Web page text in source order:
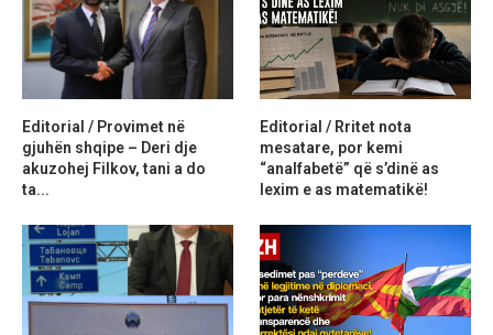
Editorial / Provimet në
gjuhën shqipe – Deri dje
akuzohej Filkov, tani a do
ta...
Editorial / Rritet nota
mesatare, por kemi
“analfabetë” që s’dinë as
lexim e as matematikë!